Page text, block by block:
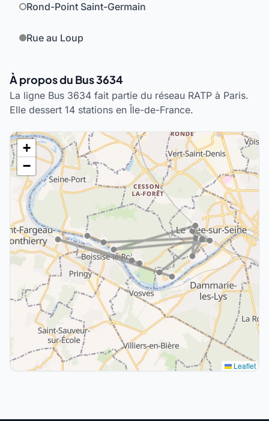
Rond-Point Saint-Germain
Rue au Loup
À propos du Bus 3634
La ligne Bus 3634 fait partie du réseau RATP à Paris.
Elle dessert 14 stations en Île-de-France.
+
−
Leaflet